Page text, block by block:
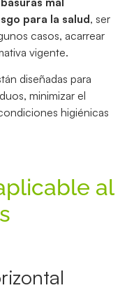
para la salud, ser
casos, acarrear
vigente.
diseñadas para
minimizar el
higiénicas
al